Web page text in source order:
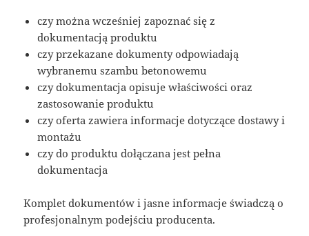
czy można wcześniej zapoznać się z
dokumentacją produktu
czy przekazane dokumenty odpowiadają
wybranemu szambu betonowemu
czy dokumentacja opisuje właściwości oraz
zastosowanie produktu
czy oferta zawiera informacje dotyczące dostawy i
montażu
czy do produktu dołączana jest pełna
dokumentacja
Komplet dokumentów i jasne informacje świadczą o
profesjonalnym podejściu producenta.